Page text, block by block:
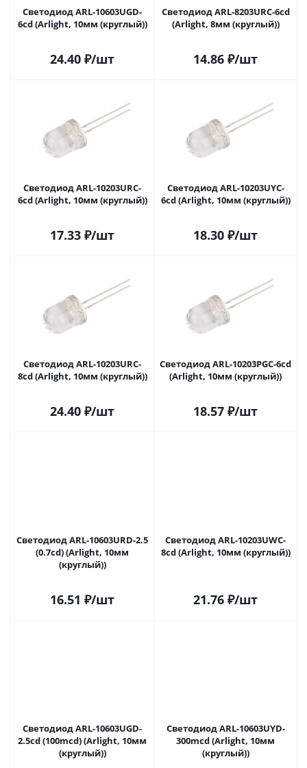
Светодиод ARL-10603UGD-
6cd (Arlight, 10мм (круглый))
24.40 ₽/шт
Светодиод ARL-8203URC-6cd
(Arlight, 8мм (круглый))
14.86 ₽/шт
Светодиод ARL-10203URC-
6cd (Arlight, 10мм (круглый))
17.33 ₽/шт
Светодиод ARL-10203UYC-
6cd (Arlight, 10мм (круглый))
18.30 ₽/шт
Светодиод ARL-10203URC-
8cd (Arlight, 10мм (круглый))
24.40 ₽/шт
Светодиод ARL-10203PGC-6cd
(Arlight, 10мм (круглый))
18.57 ₽/шт
Светодиод ARL-10603URD-2.5
(0.7cd) (Arlight, 10мм
(круглый))
16.51 ₽/шт
Светодиод ARL-10203UWC-
8cd (Arlight, 10мм (круглый))
21.76 ₽/шт
Светодиод ARL-10603UGD-
2.5cd (100mcd) (Arlight, 10мм
(круглый))
Светодиод ARL-10603UYD-
300mcd (Arlight, 10мм
(круглый))